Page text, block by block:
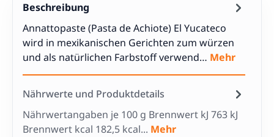
Beschreibung
Annattopaste (Pasta de Achiote) El Yucateco
wird in mexikanischen Gerichten zum würzen
und als natürlichen Farbstoff verwend… Mehr
Nährwerte und Produktdetails
Nährwertangaben je 100 g Brennwert kJ 763 kJ
Brennwert kcal 182,5 kcal... Mehr